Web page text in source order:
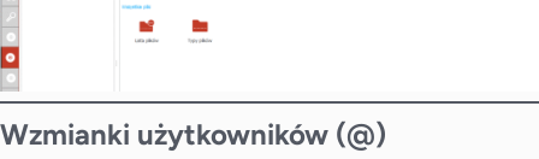
Wzmianki użytkowników (@)